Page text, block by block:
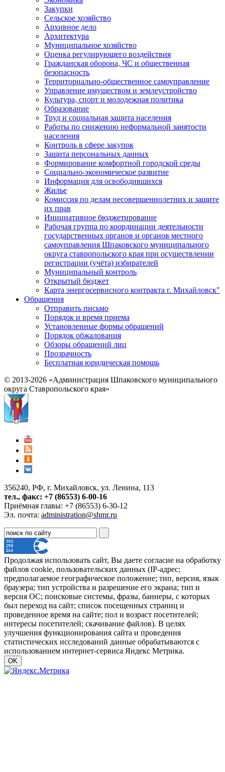
Закупки
Сельское хозяйство
Архивное дело
Архитектура
Муниципальное хозяйство
Оценка регулирующего воздействия
Гражданская оборона, ЧС и общественная
безопасность
Территориально-общественное самоуправление
Управление имуществом и землеустройство
Культура, спорт и молодежная политика
Образование
Труд и социальная защита населения
Работы по снижению неформальной занятости
населения
Контроль в сфере закупок
Защита персональных данных
Формирование комфортной городской среды
Социально-экономическое развитие
Информация для освободившихся
Жилье
Комиссия по делам несовершеннолетних и защите
их прав
Инициативное бюджетирование
Рабочая группа по координации деятельности
государственных органов и органов местного
самоуправления Шпаковского муниципального
округа ставропольского края при осуществлении
регистрации (учёта) избирателей
Муниципальный контроль
Открытый бюджет
Карта энергосервисного контракта г. Михайловск"
Обращения
Отправить письмо
Порядок и время приема
Установленные формы обращений
Порядок обжалования
Обзоры обращений лиц
Прозрачность
Бесплатная юридическая помощь
© 2013-2026 «Администрация Шпаковского муниципального
округа Ставропольского края»
356240, РФ, г. Михайловск, ул. Ленина, 113
тел., факс: +7 (86553) 6-00-16
Приёмная главы: +7 (86553) 6-30-12
Эл. почта: administration@shmr.ru
Продолжая использовать сайт, Вы даете согласие на обработку
файлов cookie, пользовательских данных (IP-адрес;
предполагаемое географическое положение; тип, версия, язык
браузера; тип устройства и разрешение его экрана; тип и
версия ОС; поисковые системы, фразы, баннеры, с которых
был переход на сайт; список посещенных страниц и
проведенное время на сайте; пол и возраст посетителей;
интересы посетителей; скачивание файлов). В целях
улучшения функционирования сайта и проведения
статистических исследований данные обрабатываются с
использованием интернет-сервиса Яндекс Метрика.
OK